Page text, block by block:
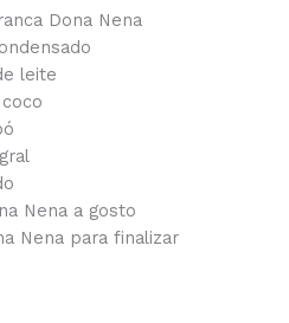
Dona Nena
leite
Nena a gosto
Nena para finalizar